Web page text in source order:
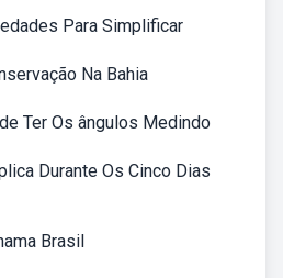
Para Simplificar
Na Bahia
Ter Os ângulos Medindo
Durante Os Cinco Dias
Brasil